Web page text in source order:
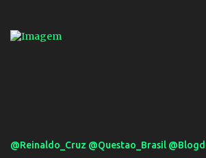
definido e tem o Milan como virtual campeao. ;
@Reinaldo_Cruz @Questao_Brasil